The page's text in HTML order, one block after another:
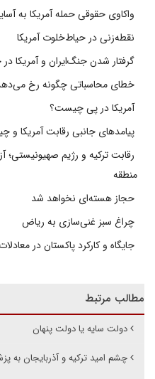
واکاوی حقوقی حمله آمریکا به
نقطه‌زنی در حیاط‌خلوت آمریکا
گرفتار شدن جنگ‌ایران و
خطای محاسباتی چگونه رخ
آمریکا در پی چیست؟
پیامدهای جانبی رقابت آمریکا و
رقابت ترکیه و رژیم
منطقه
حجاز هسته‌ای نخواهد شد
چراغ سبز غنی‌سازی به ریاض
جایگاه و کارکرد پاکستان در
مطالب مرتبط
دولت سایه یا دولت پنهان
چشم امید ترکیه و آذربایجان به